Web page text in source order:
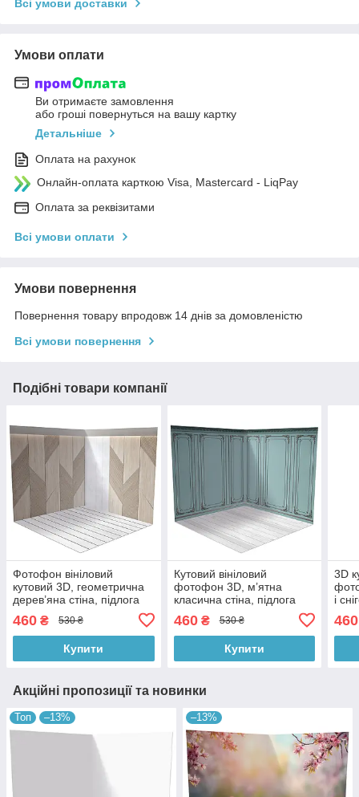
Всі умови доставки
Умови оплати
Ви отримаєте замовлення
або гроші повернуться на вашу картку
Детальніше
Оплата на рахунок
Онлайн-оплата карткою Visa, Mastercard - LiqPay
Оплата за реквізитами
Всі умови оплати
Умови повернення
Повернення товару впродовж 14 днів за домовленістю
Всі умови повернення
Подібні товари компанії
Фотофон вініловий
кутовий 3D, геометрична
дерев’яна стіна, підлога
мармур, 50×50 см,
№58227
460 ₴ 530 ₴
Купити
Кутовий вініловий
фотофон 3D, м’ятна
класична стіна, підлога
дерево, 50×50 см,
№58231
460₴ 530 ₴
Купити
3D
і
460
Акційні пропозиції та новинки
Топ –13% –13%